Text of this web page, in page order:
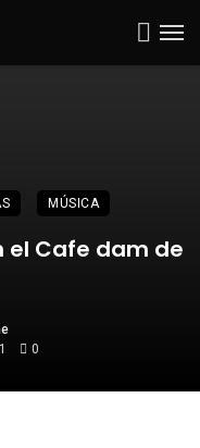
MÚSICA
el Cafe dam de
0